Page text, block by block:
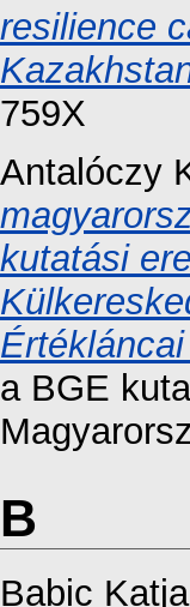
resilience
759X
Antalóczy
kutatási
a BGE
B
Babic Katja